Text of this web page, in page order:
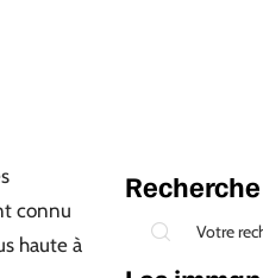
connu
haute à
Recherche